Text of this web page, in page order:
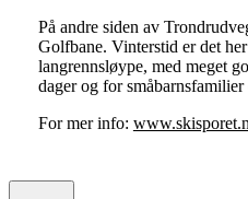
På andre siden av
Golfbane. Vinterstid er det
langrennsløype, med meget
dager og for
For mer info: